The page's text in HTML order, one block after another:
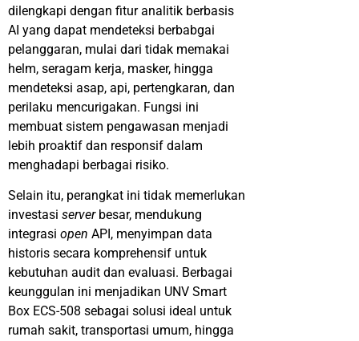
dilengkapi dengan fitur analitik berbasis
AI yang dapat mendeteksi berbabgai
pelanggaran, mulai dari tidak memakai
helm, seragam kerja, masker, hingga
mendeteksi asap, api, pertengkaran, dan
perilaku mencurigakan. Fungsi ini
membuat sistem pengawasan menjadi
lebih proaktif dan responsif dalam
menghadapi berbagai risiko.
Selain itu, perangkat ini tidak memerlukan
investasi server besar, mendukung
integrasi open API, menyimpan data
historis secara komprehensif untuk
kebutuhan audit dan evaluasi. Berbagai
keunggulan ini menjadikan UNV Smart
Box ECS-508 sebagai solusi ideal untuk
rumah sakit, transportasi umum, hingga